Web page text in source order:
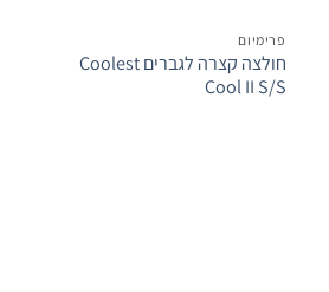
פרימיום‎
חולצה קצרה לגברים Coolest
Cool II S/S